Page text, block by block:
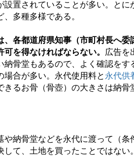
設置されていることが多い。とに
多種多様である。
、各都道府県知事（市町村長へ委
可を得なければならない。 広告を
納骨堂もあるので、よく確認をす
場合が多い。永代使用料と 永代供
るお骨（骨壺）の大きさは納骨
や納骨堂などを永代に渡って（条
して、土地を買ったことではない